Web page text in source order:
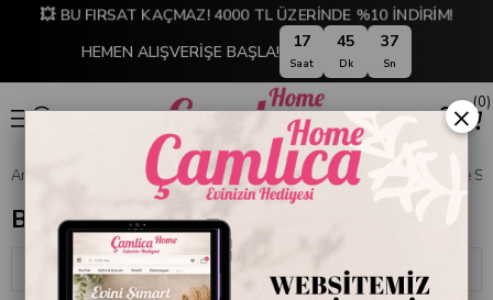
💥 BU FIRSAT KAÇMAZ! 4000 TL ÜZERİNDE %10 İNDİRİM!
HEMEN ALIŞVERİŞE BAŞLA!
17
Saat
45
Dk
36
Sn
0
Anasayfa SOFRA & MUTFAK SOFRA & SERVİS Bardak, Kadeh ve
Bardak, Kadeh ve Sürahiler
Filtreleme
Sıralama
×